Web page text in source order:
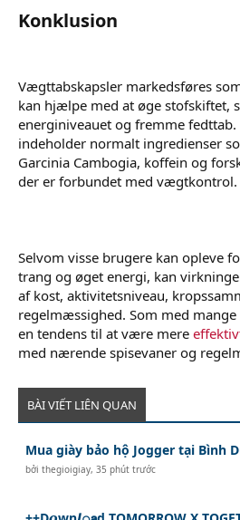
Konklusion
Vægttabskapsler markedsføres
kan hjælpe med at øge stofskiftet,
energiniveauet og fremme
indeholder normalt ingredienser
Garcinia Cambogia, koffein og
der er forbundet med vægtkontrol.
Selvom visse brugere kan opleve
trang og øget energi, kan
af kost, aktivitetsniveau,
regelmæssighed. Som med
en tendens til at være mere
med nærende spisevaner og
BÀI VIẾT LIÊN QUAN
Mua giày bảo hộ Jogger tại Bình
bởithegioigiay,35 phút trước